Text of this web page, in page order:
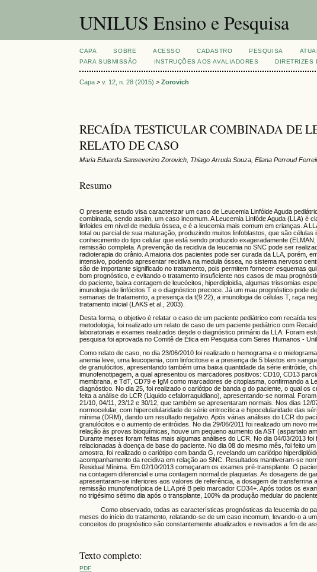
UNILUS Ensino e Pesquisa
CAPA SOBRE ACESSO CADASTRO PESQUISA ATUAL
PARA SUBMISSÃO
INSTRUÇÕES AOS AVALIADORES DIRETRIZES
Capa >v. 12, n. 28 (2015) >Zorovich
RECAÍDA TESTICULAR COMBINADA DE
RELATO DE CASO
Maria Eduarda Sanseverino Zorovich, Thiago Arruda Souza, Eliana Perroud
Resumo
O presente estudo visa caracterizar um caso de Leucemia Linfóide Aguda
combinada, sendo assim, um caso incomum. A Leucemia Linfóde Aguda (LLA) é
linfoides em nível de medula óssea, e é a leucemia mais comum em crianças. A
total ou parcial de sua maturação, produzindo muitos linfoblastos, que são
conhecimento do tipo celular que está sendo produzido exageradamente
remissão completa. A prevenção da recidiva da leucemia no SNC pode ser
radioterapia do crânio. A maioria dos pacientes pode ser curada da LLA, porém,
intensivo, podendo apresentar recidiva na medula óssea, no sistema nervoso
são de importante significado no tratamento, pois permitem fornecer esquemas
bom prognóstico, e evitando o tratamento insuficiente nos casos de mau
do paciente, baixa contagem de leucócitos, hiperdiploidia, algumas trissomias
imunologia de linfócitos T e o diagnóstico precoce. Já um mau prognóstico pode
semanas de tratamento, a presença da t(9:22), a imunologia de células T, raça
tratamento inicial (LAKS et al., 2003).
Desta forma, o objetivo é relatar o caso de um paciente pediátrico com recaída
metodologia, foi realizado um relato de caso de um paciente pediátrico com
laboratoriais e exames realizados desde o diagnóstico primário da LLA. Foram
pesquisa foi aprovada no Comitê de Ética em Pesquisa com Seres Humanos -
Como relato de caso, no dia 23/06/2010 foi realizado o hemograma e o
anemia leve, uma leucopenia, com linfocitose e a presença de 5 blastos em
de granulócitos, apresentando também uma baixa quantidade da série eritróide,
imunofenotipagem, a qual apresentou os marcadores positivos: CD10, CD13
membrana, e TdT, CD79 e IgM como marcadores de citoplasma, confirmando a
diagnóstico. No dia 25, foi realizado o cariótipo de banda g do paciente, o qual
feita a análise do LCR (Liquido cefalorraquidiano), apresentando-se normal.
21/10, 04/11, 23/12 e 30/12, que também se apresentaram normais. Nos dias
normocelular, com hipercelularidade de série eritrocítica e hipocelularidade das
mínima (DRM), dando um resultado negativo. Após várias análises do LCR do
granulócitos e o aumento de eritróides. No dia 29/06/2011 foi realizado um novo
relação às provas bioquímicas, houve um pequeno aumento da AST (aspartato
Durante meses foram feitas mais algumas análises do LCR. No dia 04/03/2013
relacionadas à doença de base do paciente. No dia 08 do mesmo mês, foi feito
amostra, foi realizado o cariótipo com banda G, revelando um cariótipo
acompanhamento da recidiva em relação ao SNC. Resultados mantiveram-se
Residual Mínima. Em 02/10/2013 começaram os exames pré-transplante. O
na contagem diferencial e uma contagem normal de plaquetas. As dosagens de
apresentaram-se inferiores aos valores de referência, a dosagem de transferrina
remissão imunofenotípica de LLA pré B pelo marcador CD34+. Após todos os
no trigésimo sétimo dia após o transplante, 100% da produção medular do
Como observado, todas as características prognósticas da leucemia do
meses do início do tratamento, relatando-se de um caso incomum, levando-o a
conceitos do prognóstico são constantemente atualizados e revisados a fim de
Texto completo:
PDF